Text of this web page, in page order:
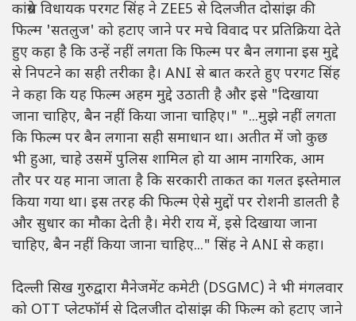
कांग्रेस विधायक परगट सिंह ने ZEE5 से दिलजीत दोसांझ की
फिल्म 'सतलुज' को हटाए जाने पर मचे विवाद पर प्रतिक्रिया देते
हुए कहा है कि उन्हें नहीं लगता कि फिल्म पर बैन लगाना इस मुद्दे
से निपटने का सही तरीका है। ANI से बात करते हुए परगट सिंह
ने कहा कि यह फिल्म अहम मुद्दे उठाती है और इसे "दिखाया
जाना चाहिए, बैन नहीं किया जाना चाहिए।" "...मुझे नहीं लगता
कि फिल्म पर बैन लगाना सही समाधान था। अतीत में जो कुछ
भी हुआ, चाहे उसमें पुलिस शामिल हो या आम नागरिक, आम
तौर पर यह माना जाता है कि सरकारी ताकत का गलत इस्तेमाल
किया गया था। इस तरह की फिल्म ऐसे मुद्दों पर रोशनी डालती है
और सुधार का मौका देती है। मेरी राय में, इसे दिखाया जाना
चाहिए, बैन नहीं किया जाना चाहिए..." सिंह ने ANI से कहा।
दिल्ली सिख गुरुद्वारा मैनेजमेंट कमेटी (DSGMC) ने भी मंगलवार
को OTT प्लेटफॉर्म से दिलजीत दोसांझ की फिल्म को हटाए जाने